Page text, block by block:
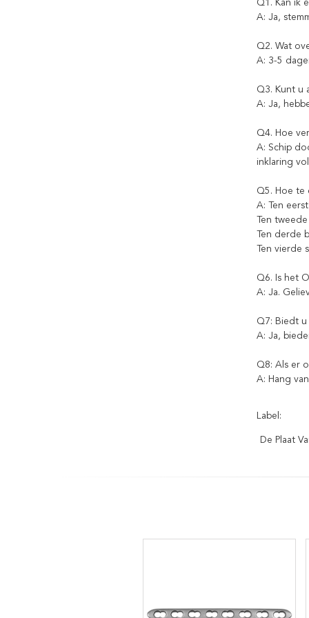
Q1. Kan ik
A: Ja,
Q2. Wat
A: 3-5
Q3. Kunt u
A: Ja,
Q4. Hoe
A: Schip
inklaring
Q5. Hoe te
A: Ten
Ten
Ten
Ten vierde
Q6. Is het
A: Ja.
Q7: Biedt
A: Ja,
Q8: Als er
A: Hang
Label:
De Plaat